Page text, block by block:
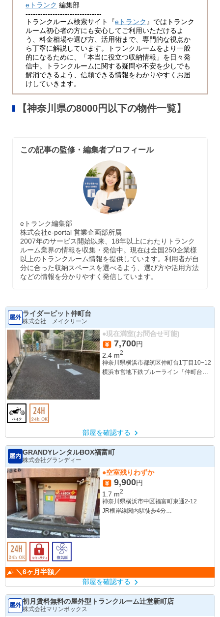
eトランク 編集部
-------------------------------
トランクルーム検索サイト『eトランク 』ではトランク
ルーム初心者の方にも安心してご利用いただけるよ
う、料金相場や選び方、活用術まで、専門的な視点か
ら丁寧に解説しています。トランクルームをより一般
的になるために、「本当に役立つ収納情報」を日々発
信中。トランクルームに関する疑問や不安を少しでも
解消できるよう、信頼できる情報をわかりやすくお届
けしていきます。
【神奈川県の8000円以下の物件一覧】
この記事の監修・編集者プロフィール
eトランク編集部
株式会社e-portal 営業企画部所属
2007年のサービス開始以来、18年以上にわたりトランク
ルーム業界の情報を収集・発信中。現在は全国250企業様
以上のトランクルーム情報を提供しています。利用者が自
分に合った収納スペースを選べるよう、選び方や活用方法
などの情報を分かりやすく発信しています。
屋外 ライダーピット仲町台
株式会社 メイクリーン
●現在満室(お問合せ可能)
7,700円
2.4 m2
神奈川県横浜市都筑区仲町台1丁目10−12
横浜市営地下鉄ブルーライン「仲町台
部屋を確認する
屋内
GRANDYレンタルBOX福富町
株式会社グランディー
●空室残りわずか
9,900円
1.7 m2
神奈川県横浜市中区福富町東通2-12
JR根岸線関内駅徒歩4分
＼6ヶ月半額／
部屋を確認する
屋外 初月賃料無料の屋外型トランクルーム辻堂新町店
株式会社マリンボックス